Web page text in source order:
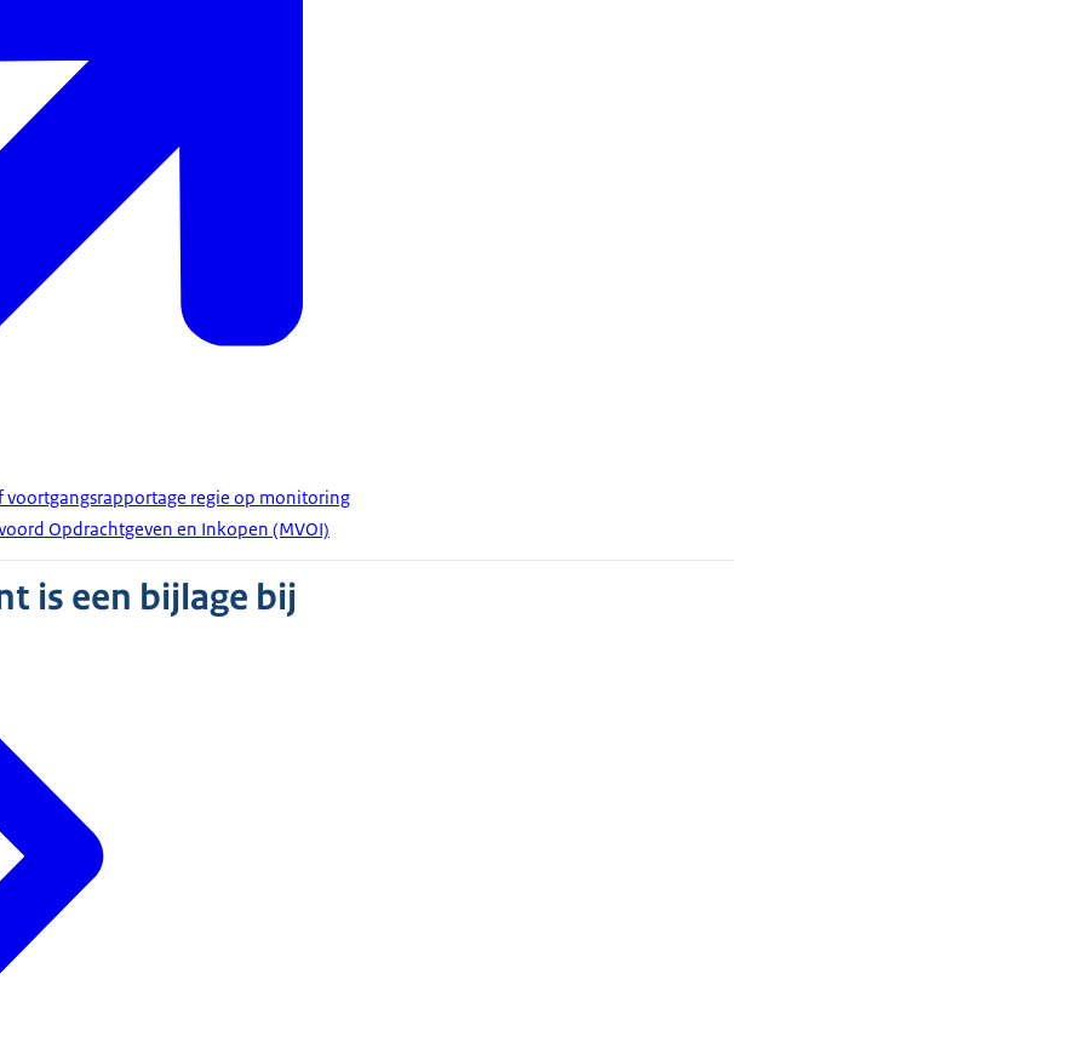
voortgangsrapportage regie op monitoring
Opdrachtgeven en Inkopen (MVOI)
is een bijlage bij